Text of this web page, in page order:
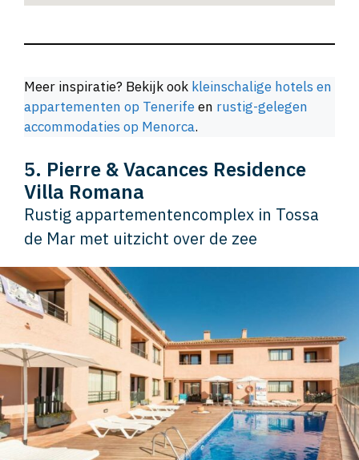
Meer inspiratie? Bekijk ook kleinschalige hotels en
appartementen op Tenerifeen rustig-gelegen
accommodaties op Menorca.
5. Pierre & Vacances Residence
Villa Romana
Rustig appartementencomplex in Tossa
de Mar met uitzicht over de zee